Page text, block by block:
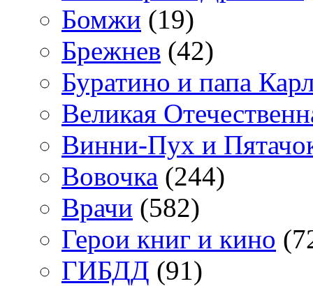
Бомжи (19)
Брежнев (42)
Буратино и папа
Великая
Винни-Пух и
Вовочка (244)
Врачи (582)
Герои книг и кино
ГИБДД (91)